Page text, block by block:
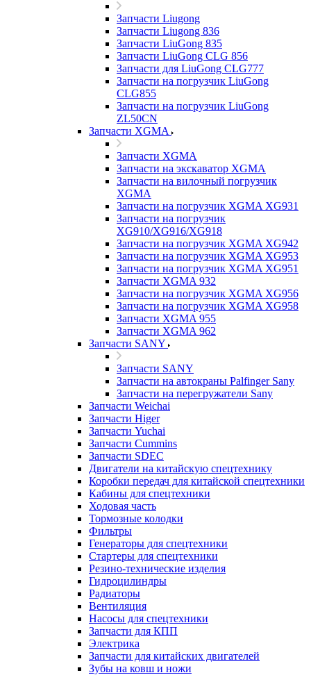
Запчасти Liugong
Запчасти Liugong 836
Запчасти LiuGong 835
Запчасти LiuGong CLG 856
Запчасти для LiuGong CLG777
Запчасти на погрузчик LiuGong
CLG855
Запчасти на погрузчик LiuGong
ZL50CN
Запчасти XGMA
Запчасти XGMA
Запчасти на экскаватор XGMA
Запчасти на вилочный погрузчик
XGMA
Запчасти на погрузчик XGMA XG931
Запчасти на погрузчик
XG910/XG916/XG918
Запчасти на погрузчик XGMA XG942
Запчасти на погрузчик XGMA XG953
Запчасти на погрузчик XGMA XG951
Запчасти XGMA 932
Запчасти на погрузчик XGMA XG956
Запчасти на погрузчик XGMA XG958
Запчасти XGMA 955
Запчасти XGMA 962
Запчасти SANY
Запчасти SANY
Запчасти на автокраны Palfinger Sany
Запчасти на перегружатели Sany
Запчасти Weichai
Запчасти Higer
Запчасти Yuchai
Запчасти Cummins
Запчасти SDEC
Двигатели на китайскую спецтехнику
Коробки передач для китайской спецтехники
Кабины для спецтехники
Ходовая часть
Тормозные колодки
Фильтры
Генераторы для спецтехники
Стартеры для спецтехники
Резино-технические изделия
Гидроцилиндры
Радиаторы
Вентиляция
Насосы для спецтехники
Запчасти для КПП
Электрика
Запчасти для китайских двигателей
Зубы на ковш и ножи